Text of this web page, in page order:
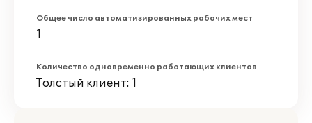
Общее число автоматизированных рабочих мест
1
Количество одновременно работающих клиентов
Толстый клиент: 1